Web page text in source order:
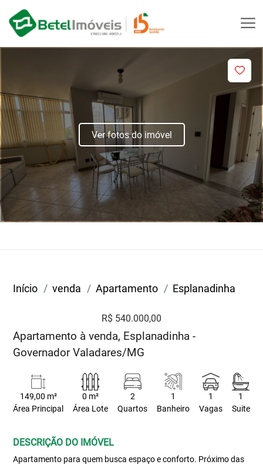
Ver fotos do imóvel
Início venda Apartamento Esplanadinha
R$ 540.000,00
Apartamento à venda, Esplanadinha -
Governador Valadares/MG
149,00 m²
Área Principal
0 m²
Área Lote
2
Quartos
1
Banheiro
1
Vagas
1
Suite
DESCRIÇÃO DO IMÓVEL
Apartamento para quem busca espaço e conforto. Próximo das